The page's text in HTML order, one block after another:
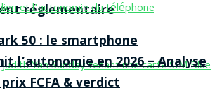
réglementaire
50 : le smartphone
l’autonomie en 2026 – Analyse
FCFA & verdict